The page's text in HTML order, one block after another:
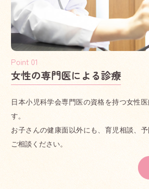
導を行います。また、予防接種の有効
情報提供を行います。
・小児かかりつけ診療料に同意する患
による問い合わせに対応しています。
2025.06.01 お知らせ
医療DX推進体制整備加算と
ついて
医療DX推進体制整備加算について以
います。
・オンライン資格確認等システムによ
を、閲覧または活用して診療をできる
女性の専門医による診療
日本小児科学会専門医の資格を持つ女性
す。
お子さんの健康面以外にも、育児相談、
ご相談ください。